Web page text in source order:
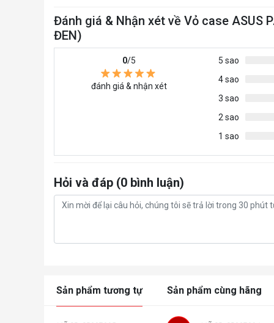
Đánh giá & Nhận xét về Vỏ case ASUS
ĐEN)
0/5
đánh giá & nhận xét
5 sao
4 sao
3 sao
2 sao
1 sao
Hỏi và đáp (0 bình luận)
Sản phẩm tương tự Sản phẩm cùng hãng